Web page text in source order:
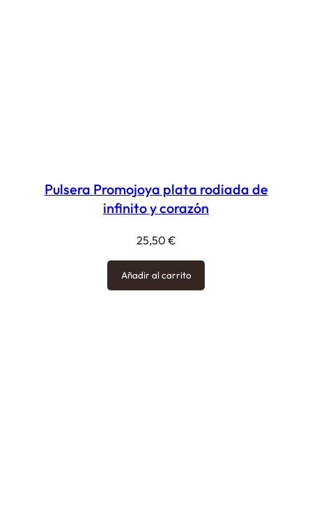
Pulsera Promojoya plata rodiada de
infinito y corazón
25,50 €
Añadir al carrito